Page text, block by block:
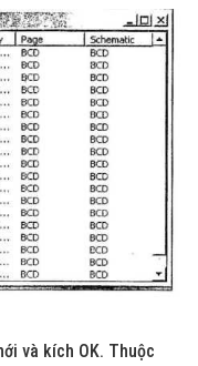
và kích OK. Thuộc